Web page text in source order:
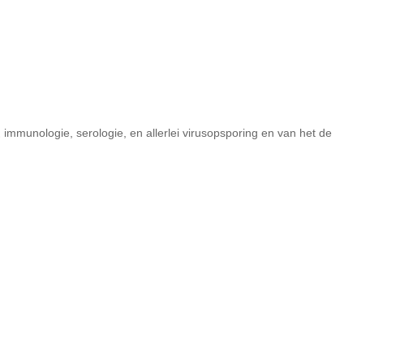
serologie, en allerlei virusopsporing en van het de